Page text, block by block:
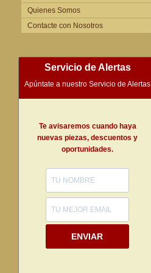
Quienes Somos
Contacte con Nosotros
Servicio de Alertas
Apúntate a nuestro Servicio de Alertas
Te avisaremos cuando haya
nuevas piezas, descuentos y
oportunidades.
ENVIAR